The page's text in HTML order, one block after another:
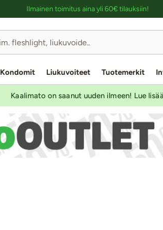
Ilmainen toimitus aina yli 60€ tilauksiin!
Kondomit Liukuvoiteet Tuotemerkit
Kaalimato on saanut uuden ilmeen! Lue lisää